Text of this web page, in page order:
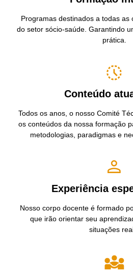
Programas destinados a todas as
do setor sócio-saúde. Garantindo
prática.
Conteúdo
Todos os anos, o nosso Comité
os conteúdos da nossa formação
metodologias, paradigmas e
Experiência
Nosso corpo docente é formado
que irão orientar seu
situações